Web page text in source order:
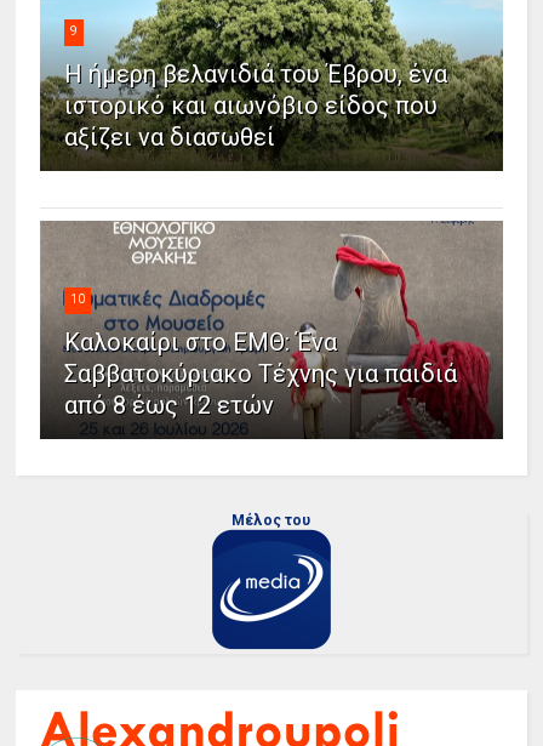
9
Η ήμερη βελανιδιά του Έβρου, ένα
ιστορικό και αιωνόβιο είδος που
αξίζει να διασωθεί
10
Καλοκαίρι στο ΕΜΘ: Ένα
Σαββατοκύριακο Τέχνης για παιδιά
από 8 έως 12 ετών
Μέλος του